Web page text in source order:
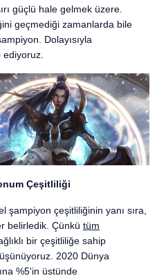
güçlü hale gelmek üzere.
geçmediği zamanlarda bile
Dolayısıyla
ediyoruz.
Çeşitliliği
şampiyon çeşitliliğinin yanı sıra,
belirledik. Çünkü tüm
bir çeşitliliğe sahip
2020 Dünya
%5'in üstünde